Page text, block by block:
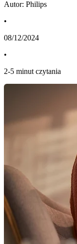
Autor: Philips
•
08/12/2024
•
2-5 minut czytania